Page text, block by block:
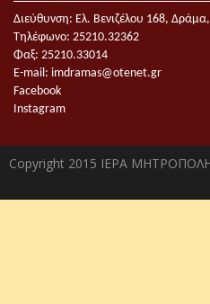
Διεύθυνση: Ελ. Βενιζέλου 168,
Τηλέφωνο: 25210.32362
Φαξ: 25210.33014
E-mail: imdramas@otenet.gr
Facebook
Instagram
Copyright 2015 ΙΕΡΑ